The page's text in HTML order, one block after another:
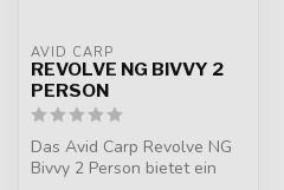
AVID CARP
REVOLVE NG BIVVY 2
PERSON
Das Avid Carp Revolve NG
Bivvy 2 Person bietet ein